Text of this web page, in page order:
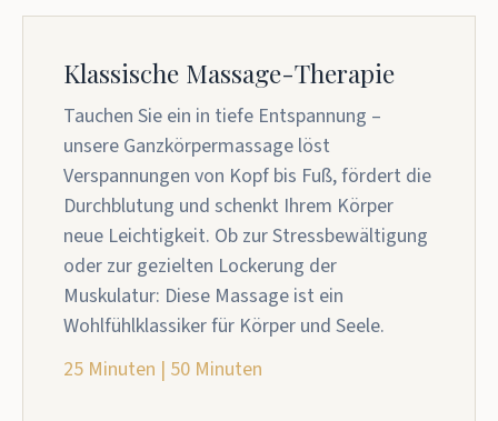
Klassische Massage-Therapie
Tauchen Sie ein in tiefe Entspannung –
unsere Ganzkörpermassage löst
Verspannungen von Kopf bis Fuß, fördert die
Durchblutung und schenkt Ihrem Körper
neue Leichtigkeit. Ob zur Stressbewältigung
oder zur gezielten Lockerung der
Muskulatur: Diese Massage ist ein
Wohlfühlklassiker für Körper und Seele.
25 Minuten | 50 Minuten